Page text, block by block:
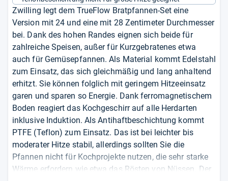
Zwilling legt dem TrueFlow Bratpfannen-Set eine
Version mit 24 und eine mit 28 Zentimeter Durchmesser
bei. Dank des hohen Randes eignen sich beide für
zahlreiche Speisen, außer für Kurzgebratenes etwa
auch für Gemüsepfannen. Als Material kommt Edelstahl
zum Einsatz, das sich gleichmäßig und lang anhaltend
erhitzt. Sie können folglich mit geringem Hitzeeinsatz
garen und sparen so Energie. Dank ferromagnetischem
Boden reagiert das Kochgeschirr auf alle Herdarten
inklusive Induktion. Als Antihaftbeschichtung kommt
PTFE (Teflon) zum Einsatz. Das ist bei leichter bis
moderater Hitze stabil, allerdings sollten Sie die
Pfannen nicht für Kochprojekte nutzen, die sehr starke
Wärme erfordern wie etwa das Rösten von Nüssen. Der